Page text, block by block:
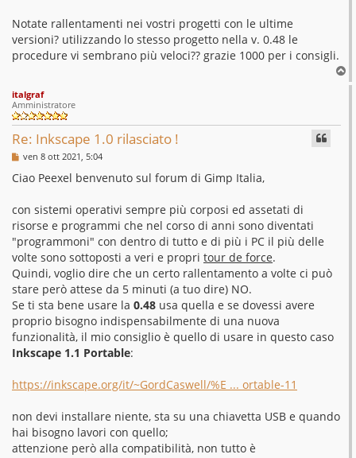
Notate rallentamenti nei vostri progetti con le ultime
versioni? utilizzando lo stesso progetto nella v. 0.48 le
procedure vi sembrano più veloci?? grazie 1000 per i consigli.
o
italgraf
Amministratore
Re: Inkscape 1.0 rilasciato !
M
s
g
g
i
o
ven 8 ott 2021, 5:04
Ciao Peexel benvenuto sul forum di Gimp Italia,
con sistemi operativi sempre più corposi ed assetati di
risorse e programmi che nel corso di anni sono diventati
"programmoni" con dentro di tutto e di più i PC il più delle
volte sono sottoposti a veri e propri tour de force.
Quindi, voglio dire che un certo rallentamento a volte ci può
stare però attese da 5 minuti (a tuo dire) NO.
Se ti sta bene usare la 0.48 usa quella e se dovessi avere
proprio bisogno indispensabilmente di una nuova
funzionalità, il mio consiglio è quello di usare in questo caso
Inkscape 1.1 Portable:
https://inkscape.org/it/~GordCaswell/%E ... ortable-11
non devi installare niente, sta su una chiavetta USB e quando
hai bisogno lavori con quello;
attenzione però alla compatibilità, non tutto è